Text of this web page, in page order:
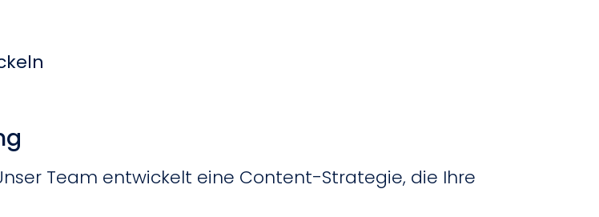
Team entwickelt eine Content-Strategie, die Ihre